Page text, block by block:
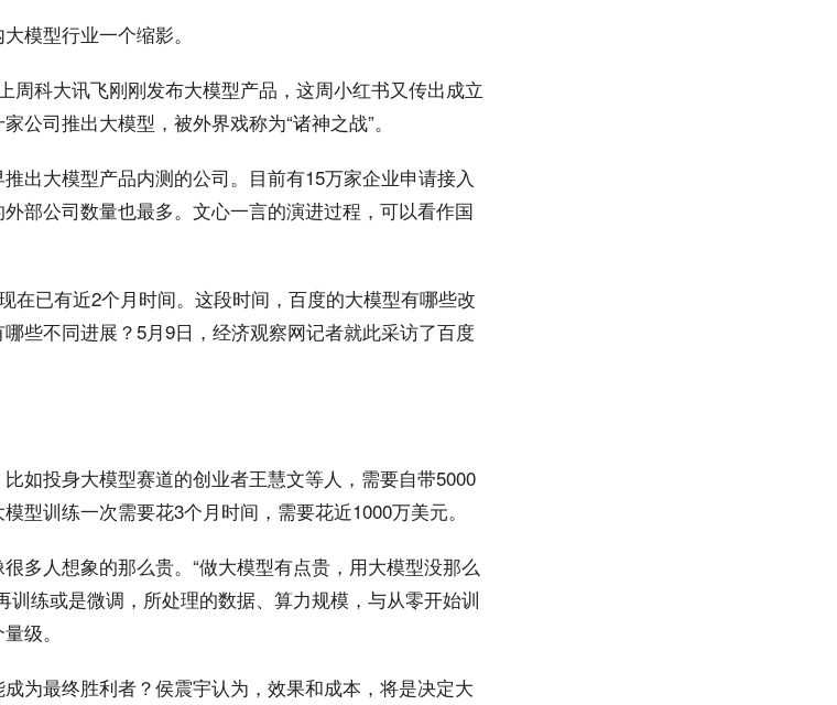
模型行业一个缩影。
周科大讯飞刚刚发布大模型产品，这周小红书又传出成立
公司推出大模型，被外界戏称为“诸神之战”。
出大模型产品内测的公司。目前有15万家企业申请接入
部公司数量也最多。文心一言的演进过程，可以看作国
在已有近2个月时间。这段时间，百度的大模型有哪些改
些不同进展？5月9日，经济观察网记者就此采访了百度
如投身大模型赛道的创业者王慧文等人，需要自带5000
型训练一次需要花3个月时间，需要花近1000万美元。
多人想象的那么贵。“做大模型有点贵，用大模型没那么
训练或是微调，所处理的数据、算力规模，与从零开始训
级。
为最终胜利者？侯震宇认为，效果和成本，将是决定大